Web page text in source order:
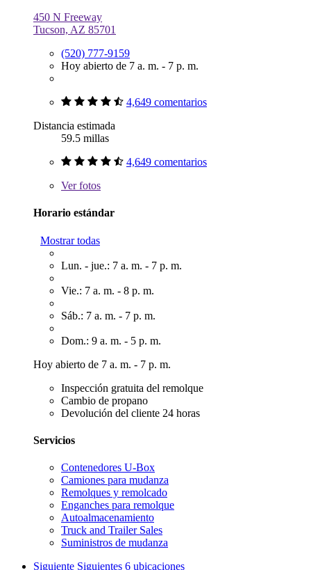
450 N Freeway
Tucson, AZ 85701
(520) 777-9159
Hoy abierto de 7 a. m. - 7 p. m.
4,649 comentarios
Distancia estimada
59.5 millas
4,649 comentarios
Verfotos
Horario estándar
Mostrar todas
Lun. - jue.: 7 a. m. - 7 p. m.
Vie.: 7 a. m. - 8 p. m.
Sáb.: 7 a. m. - 7 p. m.
Dom.: 9 a. m. - 5 p. m.
Hoy abierto de 7 a. m. - 7 p. m.
Inspección gratuita del remolque
Cambio de propano
Devolución del cliente 24 horas
Servicios
Contenedores U-Box
Camiones para mudanza
Remolques y remolcado
Enganches para remolque
Autoalmacenamiento
Truck and Trailer Sales
Suministros de mudanza
Siguiente Siguientes 6 ubicaciones